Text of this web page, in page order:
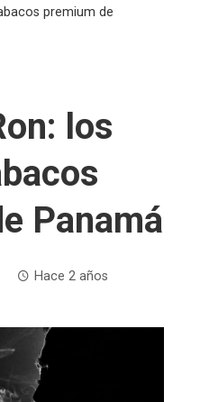
premium de
los
Panamá
Hace 2 años